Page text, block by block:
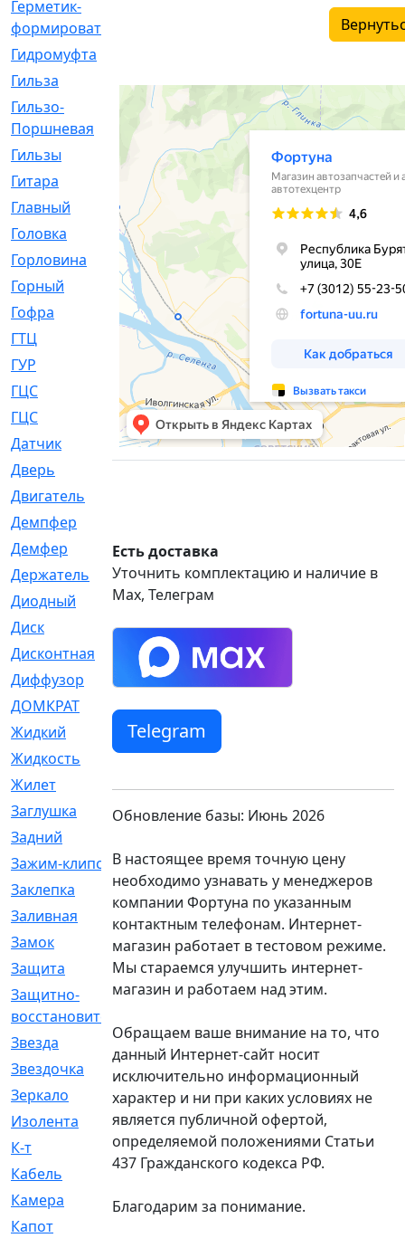
Герметик-
формирователь
Гидромуфта
Гильза
[56]
Гильзо-
Поршневая
[13]
Гильзы
[259]
Гитара
[7]
Главный
[29]
Головка
[28]
Горловина
[14]
Горный
Гофра
[86]
ГТЦ
[96]
ГУР
[34]
ГЦC
ГЦС
[74]
Датчик
[969]
Дверь
Двигатель
Демпфер
Демфер
[1]
Держатель
[5]
Диодный
[3]
Диск
[418]
Дисконтная
[1]
Диффузор
[1]
ДОМКРАТ
[1]
Жидкий
[5]
Жидкость
[80]
Жилет
[1]
Заглушка
[21]
Задний
Зажим-клипса
[1]
Заклепка
[1]
Заливная
[4]
Замок
[12]
Защита
[79]
Защитно-
восстановительный
[4]
Звезда
[1]
Звездочка
[5]
Зеркало
[369]
Изолента
[1]
К-т
[13]
Кабель
[50]
Камера
[4]
Капот
Есть доставка
Уточнить комплектацию и наличие в
Max, Телеграм
Telegram
Обновление базы: Июнь 2026
В настоящее время точную цену
необходимо узнавать у менеджеров
компании Фортуна по указанным
контактным телефонам. Интернет-
магазин работает в тестовом режиме.
Мы стараемся улучшить интернет-
магазин и работаем над этим.
Обращаем ваше внимание на то, что
данный Интернет-сайт носит
исключительно информационный
характер и ни при каких условиях не
является публичной офертой,
определяемой положениями Статьи
437 Гражданского кодекса РФ.
Благодарим за понимание.